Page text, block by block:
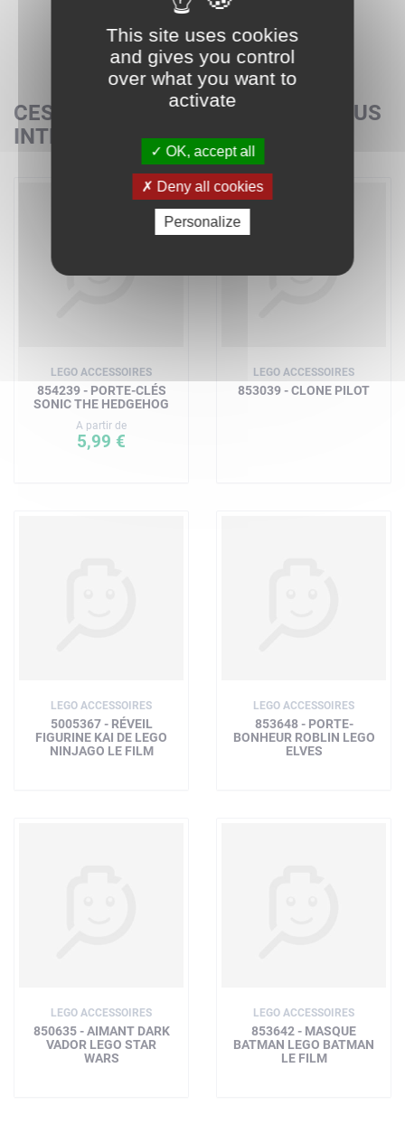
CES SETS POURRAIENT AUSSI VOUS
INTÉRESSER
LEGO ACCESSOIRES
854239 - PORTE-CLÉS
SONIC THE HEDGEHOG
A partir de
5,99 €
LEGO ACCESSOIRES
853039 - CLONE PILOT
LEGO ACCESSOIRES
5005367 - RÉVEIL
FIGURINE KAI DE LEGO
NINJAGO LE FILM
LEGO ACCESSOIRES
853648 - PORTE-
BONHEUR ROBLIN LEGO
ELVES
LEGO ACCESSOIRES
850635 - AIMANT DARK
VADOR LEGO STAR
WARS
LEGO ACCESSOIRES
853642 - MASQUE
BATMAN LEGO BATMAN
LE FILM
This site uses cookies
and gives you control
over what you want to
activate
OK, accept all
Deny all cookies
Personalize